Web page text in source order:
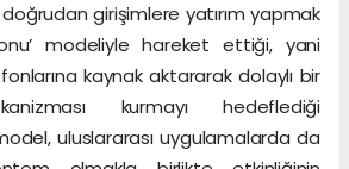
girişimlere yatırım yapmak
modeliyle hareket ettiği, yani
kaynak aktararak dolaylı bir
kurmayı hedeflediği
uluslararası uygulamalarda da